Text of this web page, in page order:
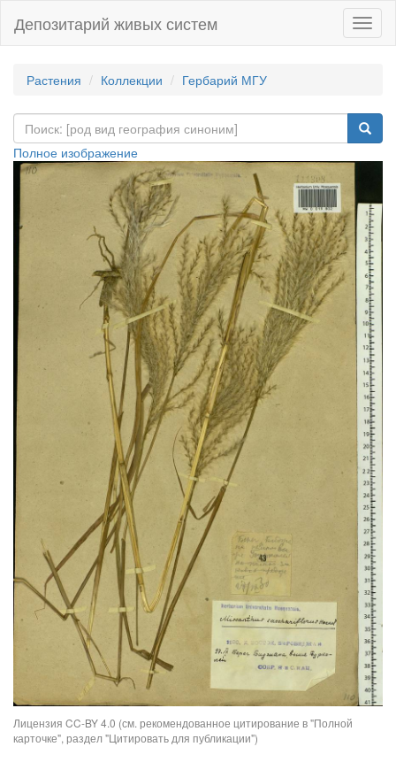
Депозитарий живых систем
Растения Коллекции Гербарий МГУ
Полное изображение
Лицензия CC-BY 4.0 (см. рекомендованное цитирование в "Полной
карточке", раздел "Цитировать для публикации")